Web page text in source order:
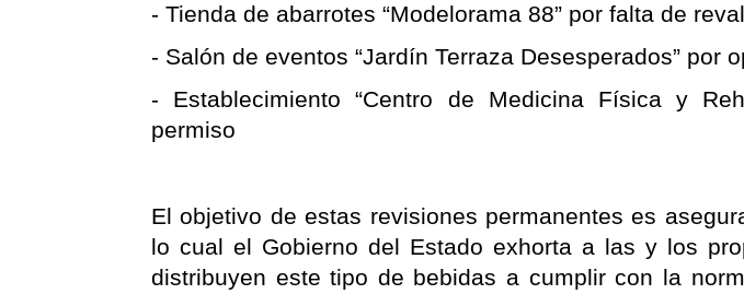
- Tienda de abarrotes “Modelorama 88” por falta de
- Salón de eventos “Jardín Terraza Desesperados” por
- Establecimiento “Centro de Medicina Física y
permiso
El objetivo de estas revisiones permanentes es
lo cual el Gobierno del Estado exhorta a las y los
distribuyen este tipo de bebidas a cumplir con la